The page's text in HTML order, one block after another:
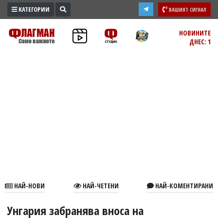
ПРОМО
ЗОНА
В
КАТЕГОРИИ ВАШИЯТ СИГНАЛ
НОВИНИТЕ
ДНЕС: 1
НАЙ-НОВИ НАЙ-ЧЕТЕНИ НАЙ-КОМЕНТИРАНИ
Унгария забранява вноса на